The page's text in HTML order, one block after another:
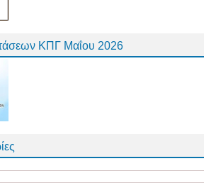
ΚΠΓ Μαΐου 2026